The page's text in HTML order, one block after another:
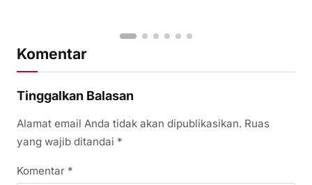
Komentar
Tinggalkan Balasan
Alamat email Anda tidak akan dipublikasikan. Ruas
yang wajib ditandai *
Komentar *